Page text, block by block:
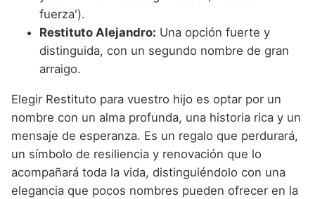
fuerza').
Restituto Alejandro: Una opción fuerte y
distinguida, con un segundo nombre de gran
arraigo.
Elegir Restituto para vuestro hijo es optar por un
nombre con un alma profunda, una historia rica y un
mensaje de esperanza. Es un regalo que perdurará,
un símbolo de resiliencia y renovación que lo
acompañará toda la vida, distinguiéndolo con una
elegancia que pocos nombres pueden ofrecer en la